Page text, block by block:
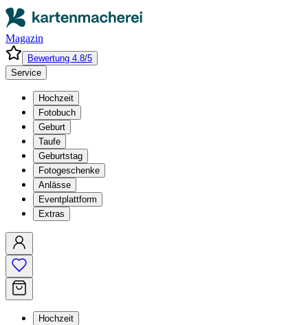
Magazin
Bewertung 4.8/5
Service
Hochzeit
Fotobuch
Geburt
Taufe
Geburtstag
Fotogeschenke
Anlässe
Eventplattform
Extras
Hochzeit